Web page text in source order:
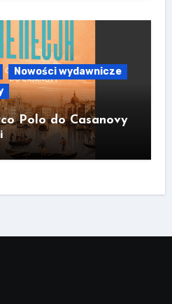
Nowości wydawnicze
Polo do Casanovy